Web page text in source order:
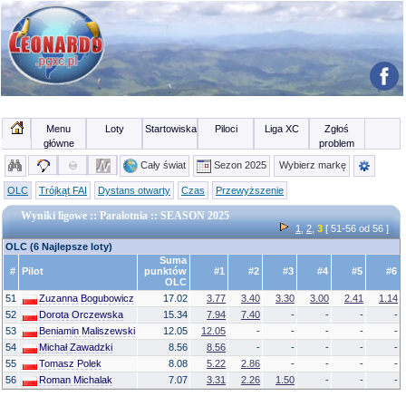
Menu
główne
Loty Startowiska Piloci Liga XC
Zgłoś
problem
Cały świat
Sezon 2025 Wybierz markę
OLC Trójkąt FAI Dystans otwarty Czas Przewyższenie
Wyniki ligowe :: Paralotnia :: SEASON 2025
1 2 3 [ 51-56 od 56 ]
OLC (6 Najlepsze loty)
# Pilot
Suma
punktów
OLC
#1 #2 #3 #4 #5 #6
51 Zuzanna Bogubowicz 17.02 3.77 3.40 3.30 3.00 2.41
1.14
52
Dorota Orczewska 15.34 7.94 7.40 - - -
-
53
Beniamin Maliszewski 12.05 12.05 - - - -
-
54
Michał Zawadzki 8.56 8.56 - - - -
-
55
Tomasz Polek 8.08 5.22 2.86 - - -
-
56
Roman Michalak 7.07 3.31 2.26 1.50 - - -